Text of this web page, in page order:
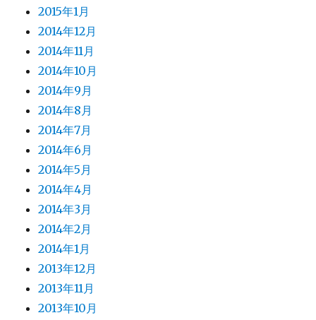
2015年1月
2014年12月
2014年11月
2014年10月
2014年9月
2014年8月
2014年7月
2014年6月
2014年5月
2014年4月
2014年3月
2014年2月
2014年1月
2013年12月
2013年11月
2013年10月